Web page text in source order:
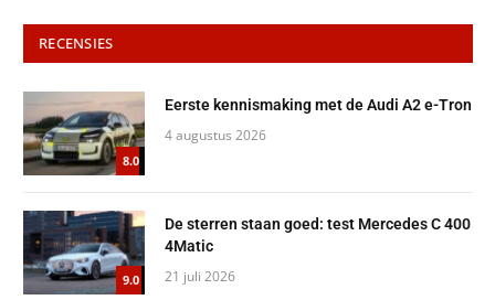
RECENSIES
8.0
Eerste kennismaking met de Audi A2 e-Tron
4 augustus 2026
9.0
De sterren staan goed: test Mercedes C 400
4Matic
21 juli 2026